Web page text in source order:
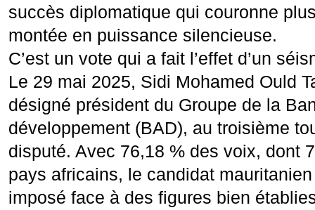
succès diplomatique qui couronne
montée en puissance silencieuse.
C’est un vote qui a fait l’effet d’un
Le 29 mai 2025, Sidi Mohamed Ould
désigné président du Groupe de la
développement (BAD), au troisième
disputé. Avec 76,18 % des voix, dont
pays africains, le candidat mauritanien
imposé face à des figures bien